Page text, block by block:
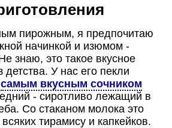
пирожным, я предпочитаю
начинкой и изюмом -
знаю, это такое вкусное
детства. У нас его пекли
самым вкусным сочником
- сиротливо лежащий в
Со стаканом молока это
тирамису и капкейков.